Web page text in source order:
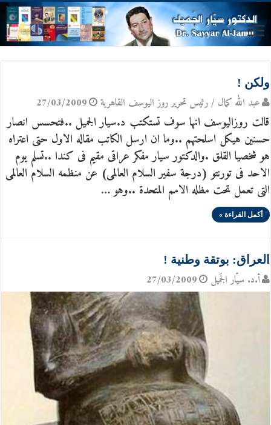
ولكن !
عبد الله كمال / رئيس تحرير روز اليوسف القاهرية 27/03/2009
قالت روزاليوسف انها سوف تستكتب د.سيار الجميل ..فتحسس انصار
حسنين هيكل اسلحتهم ..وما ان ارسل الكاتب مقاله الاول حتى اعتراه
هو شخصيا القلق .والدكتور سيار مفكر عراقى مقيم فى كندا ..تسلم يوم
الاحد فى تورنتو (درجة سفير السلام العالمى) عن منظمه السلام العالمى
التى تعمل تحت مظله الامم المتحدة ..وهو …
أكمل القراءة »
العراق: بوتقة وطنية !
أ.د. سيّار الجَميل 27/03/2009